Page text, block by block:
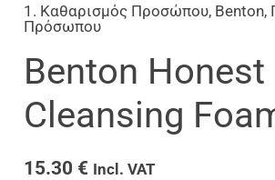
1. Καθαρισμός Προσώπου, Benton,
Πρόσωπου
Benton Honest
Cleansing
15.30 € Incl. VAT